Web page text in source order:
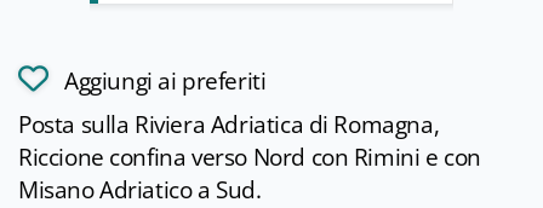
Aggiungi ai preferiti
Posta sulla Riviera Adriatica di Romagna,
Riccione confina verso Nord con Rimini e con
Misano Adriatico a Sud.